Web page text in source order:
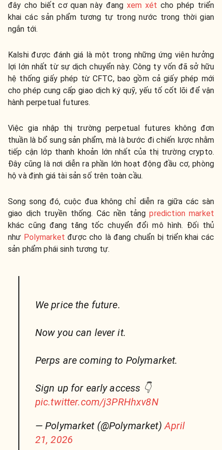
đây cho biết cơ quan này đang xem xét cho phép triển
khai các sản phẩm tương tự trong nước trong thời gian
ngắn tới.
Kalshi được đánh giá là một trong những ứng viên hưởng
lợi lớn nhất từ sự dịch chuyển này. Công ty vốn đã sở hữu
hệ thống giấy phép từ CFTC, bao gồm cả giấy phép mới
cho phép cung cấp giao dịch ký quỹ, yếu tố cốt lõi để vận
hành perpetual futures.
Việc gia nhập thị trường perpetual futures không đơn
thuần là bổ sung sản phẩm, mà là bước đi chiến lược nhằm
tiếp cận lớp thanh khoản lớn nhất của thị trường crypto.
Đây cũng là nơi diễn ra phần lớn hoạt động đầu cơ, phòng
hộ và định giá tài sản số trên toàn cầu.
Song song đó, cuộc đua không chỉ diễn ra giữa các sàn
giao dịch truyền thống. Các nền tảngprediction market
khác cũng đang tăng tốc chuyển đổi mô hình. Đối thủ
như Polymarket được cho là đang chuẩn bị triển khai các
sản phẩm phái sinh tương tự.
We price the future.
Now you can lever it.
Perps are coming to Polymarket.
Sign up for early access 👇
pic.twitter.com/j3PRHhxv8N
— Polymarket (@Polymarket)April
21, 2026